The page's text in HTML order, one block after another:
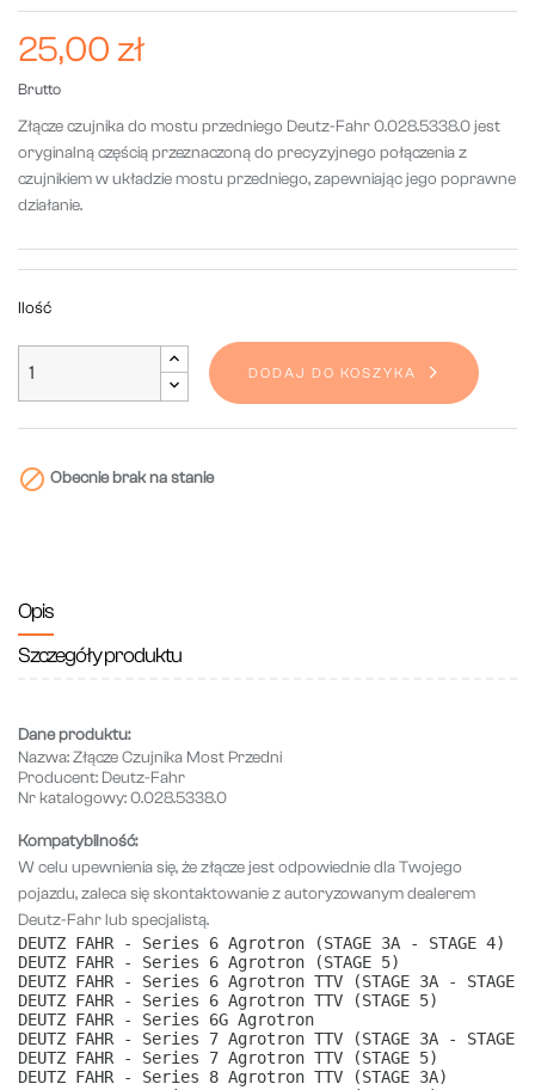
25,00 zł
Brutto
Złącze czujnika do mostu przedniego Deutz-Fahr 0.028.5338.0 jest
oryginalną częścią przeznaczoną do precyzyjnego połączenia z
czujnikiem w układzie mostu przedniego, zapewniając jego poprawne
działanie.
Ilość
DODAJ DO KOSZYKA
 Obecnie brak na stanie
Opis
Szczegóły produktu
Dane produktu:
Nazwa:Złącze Czujnika Most Przedni
Producent: Deutz-Fahr
Nr katalogowy:0.028.5338.0
Kompatybilność:
W celu upewnienia się, że złącze jest odpowiednie dla Twojego
pojazdu, zaleca się skontaktowanie z autoryzowanym dealerem
Deutz-Fahr lub specjalistą.
DEUTZ FAHR - Series 6 Agrotron (STAGE 3A - STAGE 4)
DEUTZ FAHR - Series 6 Agrotron (STAGE 5)
DEUTZ FAHR - Series 6 Agrotron TTV (STAGE 3A - STAGE
DEUTZ FAHR - Series 6 Agrotron TTV (STAGE 5)
DEUTZ FAHR - Series 6G Agrotron
DEUTZ FAHR - Series 7 Agrotron TTV (STAGE 3A - STAGE
DEUTZ FAHR - Series 7 Agrotron TTV (STAGE 5)
DEUTZ FAHR - Series 8 Agrotron TTV (STAGE 3A)